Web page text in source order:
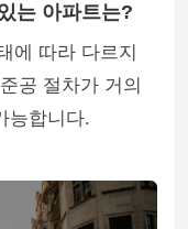
는 아파트는?
에 따라 다르지
공 절차가 거의
능합니다.